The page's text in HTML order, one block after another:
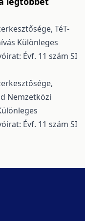
TéT-
Különleges
Évf. 11 szám SI
Nemzetközi
Évf. 11 szám SI